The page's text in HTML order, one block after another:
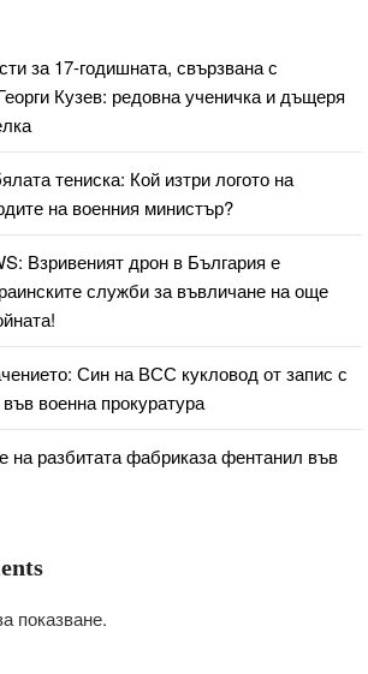
за 17-годишната, свързвана с
Кузев: редовна ученичка и дъщеря
тениска: Кой изтри логото на
на военния министър?
Взривеният дрон в България е
служби за въвличане на още
Син на ВСС кукловод от запис с
военна прокуратура
на разбитата фабриказа фентанил във
показване.